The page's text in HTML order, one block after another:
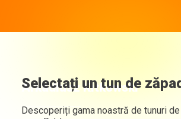
Arkadiusz Kitkowski
Selectați un tun de
Descoperiți gama noastră de tunuri